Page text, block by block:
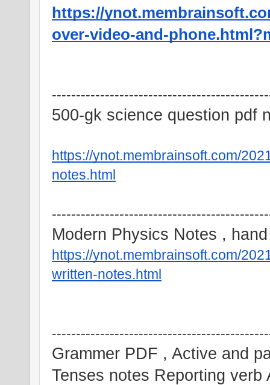
https://
over-video-and-
500-gk science question pdf
https://ynot.membrainsoft.com/
notes.html
Modern Physics Notes ,
https://ynot.membrainsoft.com/
written-notes.html
Grammer PDF , Active and
Tenses notes Reporting verb